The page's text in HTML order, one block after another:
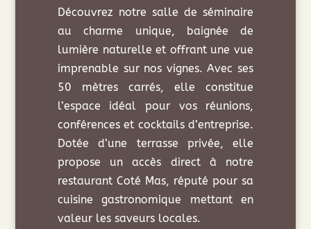
Découvrez notre salle de séminaire
au charme unique, baignée de
lumière naturelle et offrant une vue
imprenable sur nos vignes. Avec ses
50 mètres carrés, elle constitue
l’espace idéal pour vos réunions,
conférences et cocktails d’entreprise.
Dotée d’une terrasse privée, elle
propose un accès direct à notre
restaurant Coté Mas, réputé pour sa
cuisine gastronomique mettant en
valeur les saveurs locales.